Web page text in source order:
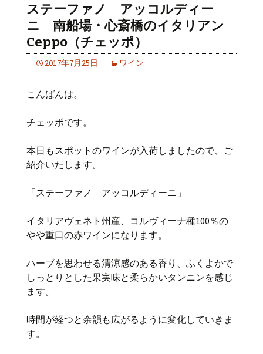
ステーファノ アッコルディー
ニ 南船場・心斎橋のイタリアン
Ceppo（チェッポ）
2017年7月25日 ワイン
こんばんは。
チェッポです。
本日もスポットのワインが入荷しましたので、ご
紹介いたします。
「ステーファノ アッコルディーニ」
イタリアヴェネト州産、コルヴィーナ種100％の
やや重口の赤ワインになります。
ハーブを思わせる清涼感のある香り、ふくよかで
しっとりとした果実味と柔らかいタンニンを感じ
ます。
時間が経つと余韻も広がるように変化していきま
す。